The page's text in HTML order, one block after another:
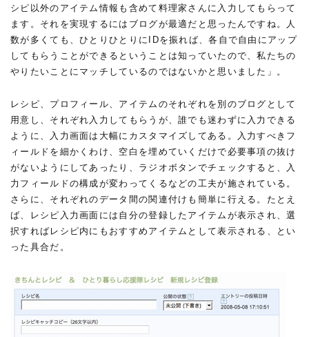
シピ以外のアイテム情報も含めて料理家さんに入力してもらって
ます。それを実現するにはブログが最適だと思ったんですね。人
数が多くても、ひとりひとりにIDを振れば、各自で自由にアップ
してもらうことができるということは知っていたので、私たちの
やりたいことにマッチしているのではないかと思いました」。
レシピ、プロフィール、アイテムのそれぞれを別のブログとして
用意し、それぞれ入力してもらうが、誰でも迷わずに入力できる
ように、入力画面は大幅にカスタマイズしてある。入力すべきフ
ィールドを細かくわけ、空白を埋めていくだけで必要事項の抜け
がないようにしてあったり、ラジオボタンでチェックすると、入
力フィールドの構成が変わってくるなどの工夫が施されている。
さらに、それぞれのデータ間の関連付けも簡単に行える。たとえ
ば、レシピ入力画面には自分の登録したアイテムが表示され、選
択すればレシピ内にもおすすめアイテムとして表示される、とい
った具合だ。